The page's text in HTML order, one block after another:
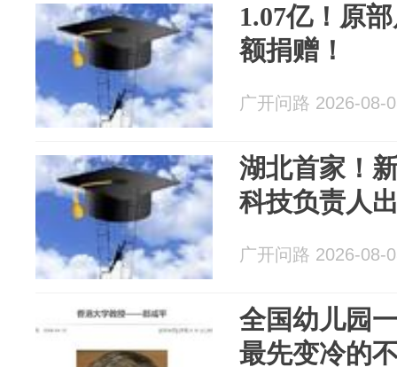
1.07亿！原
额捐赠！
广开问路 2026-08-
湖北首家！
科技负责人
广开问路 2026-08-
全国幼儿园
最先变冷的